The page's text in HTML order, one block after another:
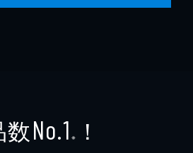
数No.1 ※ ！